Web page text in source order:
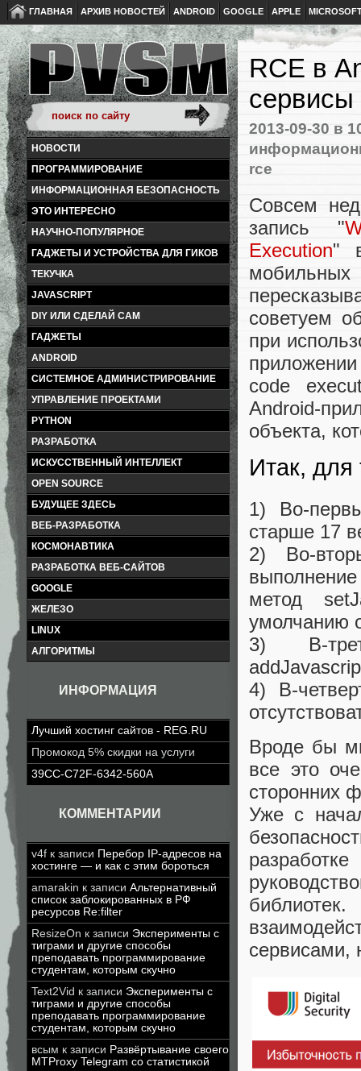
ГЛАВНАЯ АРХИВ НОВОСТЕЙ ANDROID GOOGLE APPLE
НОВОСТИ
ПРОГРАММИРОВАНИЕ
ИНФОРМАЦИОННАЯ БЕЗОПАСНОСТЬ
ЭТО ИНТЕРЕСНО
НАУЧНО-ПОПУЛЯРНОЕ
ГАДЖЕТЫ И УСТРОЙСТВА ДЛЯ ГИКОВ
ТЕКУЧКА
JAVASCRIPT
DIY ИЛИ СДЕЛАЙ САМ
ГАДЖЕТЫ
ANDROID
СИСТЕМНОЕ АДМИНИСТРИРОВАНИЕ
УПРАВЛЕНИЕ ПРОЕКТАМИ
PYTHON
РАЗРАБОТКА
ИСКУССТВЕННЫЙ ИНТЕЛЛЕКТ
OPEN SOURCE
БУДУЩЕЕ ЗДЕСЬ
ВЕБ-РАЗРАБОТКА
КОСМОНАВТИКА
РАЗРАБОТКА ВЕБ-САЙТОВ
GOOGLE
ЖЕЛЕЗО
LINUX
АЛГОРИТМЫ
ИНФОРМАЦИЯ
Лучший хостинг сайтов - REG.RU
Промокод 5% скидки на услуги
39CC-C72F-6342-560A
КОММЕНТАРИИ
v4f к записи Перебор IP-адресов на
хостинге — и как с этим бороться
amarakin к записи Альтернативный
список заблокированных в РФ
ресурсов Re:filter
ResizeOn к записи Эксперименты с
тиграми и другие способы
преподавать программирование
студентам, которым скучно
Text2Vid к записи Эксперименты с
тиграми и другие способы
преподавать программирование
студентам, которым скучно
всым к записи Развёртывание своего
MTProxy Telegram со статистикой
RCE в
сервисы
2013-09-30 в
rce
Совсем
запись "
Execution"
советуем
при
code
Android-
объекта,
Итак, для
1) Во-
старше 17
2) Во-
метод
умолчанию
3) В-
4) В-
Вроде бы
все это
сторонних
Уже с
сервисами,